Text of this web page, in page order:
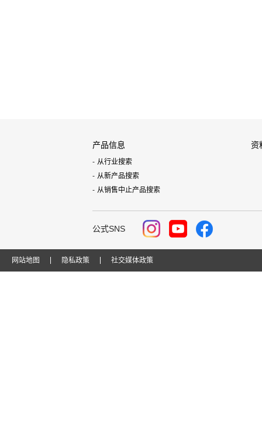
产品信息
从行业搜索
从新产品搜索
从销售中止产品搜索
资
公式SNS
网站地图 隐私政策 社交媒体政策